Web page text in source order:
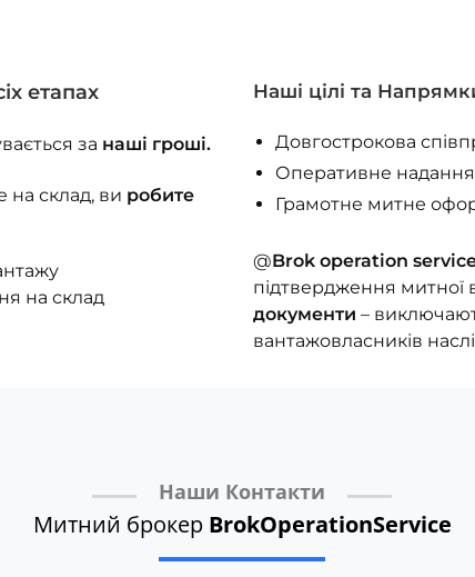
етапах
за наші гроші.
на склад, ви робите
на склад
Наші цілі та
Довгострокова
Оперативне надання
Грамотне митне
@Brok operation
підтвердження митної
документи –
вантажовласників
Наши Контакти
Митний брокер BrokOperationService